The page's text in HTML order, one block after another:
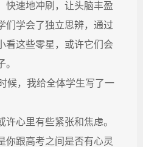
快速地冲刷，让头脑丰盈
们学会了独立思辨，通过
看这些零星，或许它们会
，我给全体学生写了一
心里有些紧张和焦虑。
你跟高考之间是否有心灵